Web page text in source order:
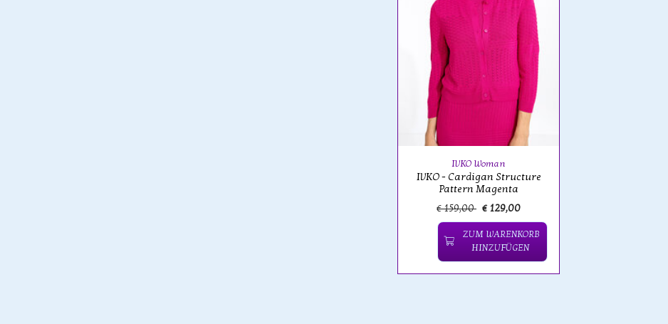
IVKO Woman
IVKO - Cardigan Structure
Pattern Magenta
€ 159,00 € 129,00
ZUM WARENKORB
HINZUFÜGEN